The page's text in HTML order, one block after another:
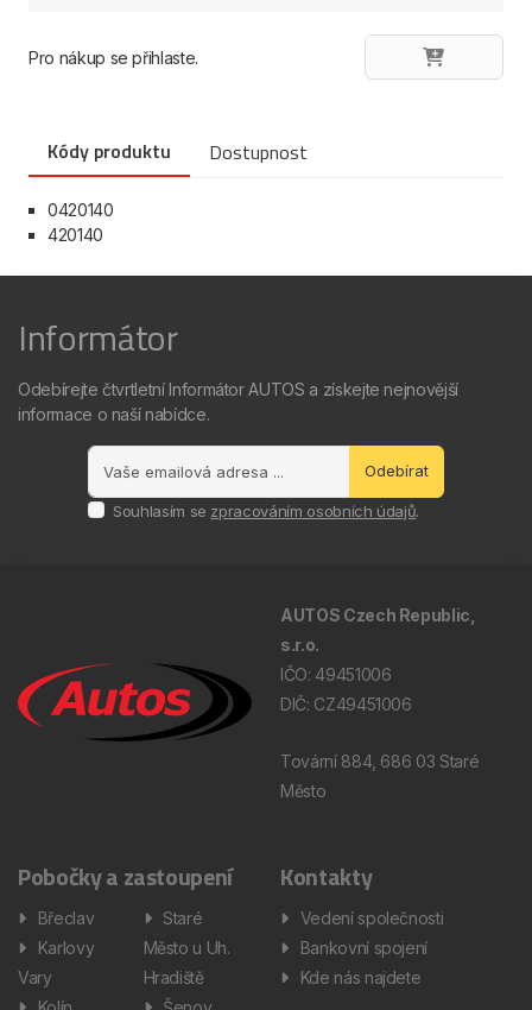
Pro nákup se přihlaste.
Kódy produktu Dostupnost
0420140
420140
Informátor
Odebírejte čtvrtletní Informátor AUTOS a získejte nejnovější
informace o naší nabídce.
Odebírat
Souhlasím se zpracováním osobních údajů.
AUTOS Czech Republic,
s.r.o.
IČO: 49451006
DIČ: CZ49451006
Tovární 884, 686 03 Staré
Město
Pobočky a zastoupení
Břeclav
Karlovy
Vary
Staré
Město u Uh.
Hradiště
Kontakty
Vedení společnosti
Bankovní spojení
Kde nás najdete